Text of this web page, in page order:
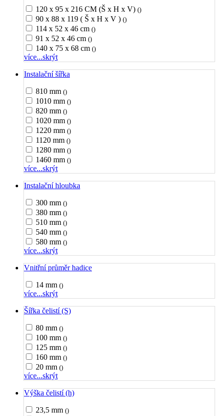
120 x 95 x 216 CM (Š x H x V) ()
90 x 88 x 119 ( Š x H x V ) ()
114 x 52 x 46 cm ()
91 x 52 x 46 cm ()
140 x 75 x 68 cm ()
více...skrýt
Instalační šířka
810 mm ()
1010 mm ()
820 mm ()
1020 mm ()
1220 mm ()
1120 mm ()
1280 mm ()
1460 mm ()
více...skrýt
Instalační hloubka
300 mm ()
380 mm ()
510 mm ()
540 mm ()
580 mm ()
více...skrýt
Vnitřní průměr hadice
14 mm ()
více...skrýt
Šířka čelistí (S)
80 mm ()
100 mm ()
125 mm ()
160 mm ()
20 mm ()
více...skrýt
Výška čelistí (h)
23,5 mm ()